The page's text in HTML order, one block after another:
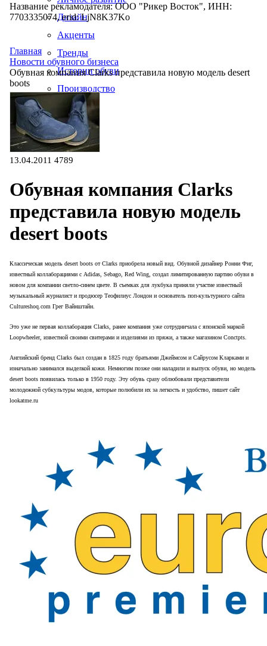
Дизайн
Акценты
Тренды
Истории обуви
Производство
Название рекламодателя: ООО "Рикер Восток", ИНН:
7703335074, erid: LjN8K37Ko
Главная
Новости обувного бизнеса
Обувная компания Clarks представила новую модель desert
boots
13.04.2011 4789
Обувная компания Clarks
представила новую модель
desert boots
Классическая модель desert boots от Clarks приобрела новый вид. Обувной дизайнер Ронни Фиг,
известный коллаборациями с Adidas, Sebago, Red Wing, создал лимитированную партию обуви в
новом для компании светло-синем цвете. В съемках для лукбука приняли участие известный
музыкальный журналист и продюсер Теофилиус Лондон и основатель поп-культурного сайта
Сultureshoq.com Грег Вайнштайн.
Это уже не первая коллаборация Clarks, ранее компания уже сотрудничала с японской маркой
Loopwheeler, известной своими свитерами и изделиями из пряжи, а также магазином Conctpts.
Английский бренд Clarks был создан в 1825 году братьями Джеймсом и Сайрусом Кларками и
изначально занимался выделкой кожи. Немногим позже они наладили и выпуск обуви, но модель
desert boots появилась только в 1950 году. Эту обувь сразу облюбовали представители
молодежной субкультуры модов, которые полюбили их за легкость и удобство, пишет сайт
lookatme.ru